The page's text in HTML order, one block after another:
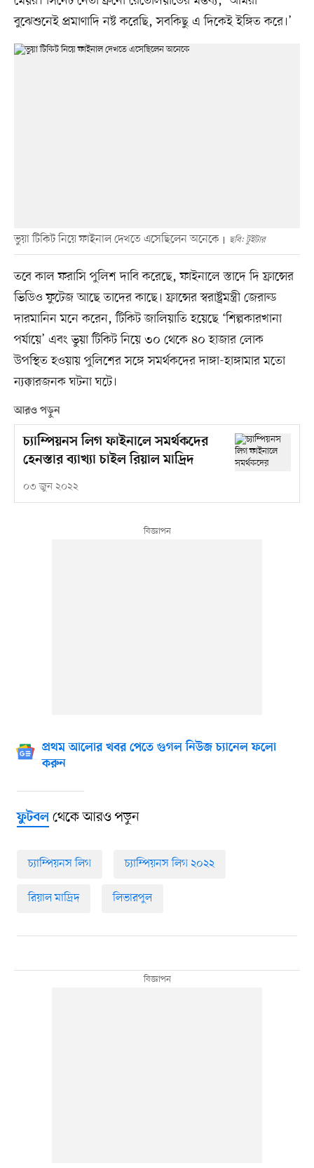
বুঝেশুনেই প্রমাণাদি নষ্ট করেছি, সবকিছু এ দিকেই ইঙ্গিত করে।’
ভুয়া টিকিট নিয়ে ফাইনাল দেখতে এসেছিলেন অনেকে ছবি: টুইটার
তবে কাল ফরাসি পুলিশ দাবি করেছে, ফাইনালে স্তাদে দি ফ্রান্সের
ভিডিও ফুটেজ আছে তাদের কাছে। ফ্রান্সের স্বরাষ্ট্রমন্ত্রী জেরাল্ড
দারমানিন মনে করেন, টিকিট জালিয়াতি হয়েছে ‘শিল্পকারখানা
পর্যায়ে’ এবং ভুয়া টিকিট নিয়ে ৩০ থেকে ৪০ হাজার লোক
উপস্থিত হওয়ায় পুলিশের সঙ্গে সমর্থকদের দাঙ্গা-হাঙ্গামার মতো
ন্যক্কারজনক ঘটনা ঘটে।
আরও পড়ুন
চ্যাম্পিয়নস লিগ ফাইনালে সমর্থকদের
হেনস্তার ব্যাখ্যা চাইল রিয়াল মাদ্রিদ
০৩ জুন ২০২২
প্রথম আলোর খবর পেতে গুগল নিউজ চ্যানেল ফলো
করুন
ফুটবলথেকে আরও পড়ুন
চ্যাম্পিয়নস লিগ চ্যাম্পিয়নস লিগ ২০২২
রিয়াল মাদ্রিদ লিভারপুল